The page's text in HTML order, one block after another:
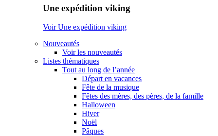
Une expédition viking
Voir Une expédition viking
Nouveautés
Voir les nouveautés
Listes thématiques
Tout au long de l’année
Départ en vacances
Fête de la musique
Fêtes des mères, des pères, de la famille
Halloween
Hiver
Noël
Pâques